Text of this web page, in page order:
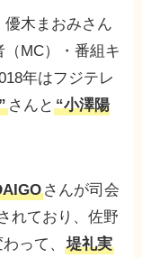
優木まおみさん
MC）・番組キ
年はフジテレ
さんと“小澤陽
さんが司会
れており、佐野
って、堤礼実